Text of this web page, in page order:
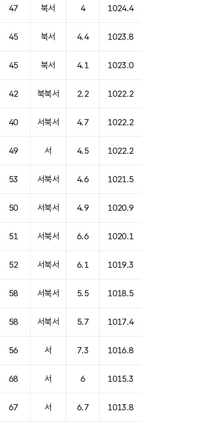
47 북서 4 1024.4
45 북서 4.4 1023.8
45 북서 4.1 1023.0
42 북북서 2.2 1022.2
40 서북서 4.7 1022.2
49 서 4.5 1022.2
53 서북서 4.6 1021.5
50 서북서 4.9 1020.9
51 서북서 6.6 1020.1
52 서북서 6.1 1019.3
58 서북서 5.5 1018.5
58 서북서 5.7 1017.4
56 서 7.3 1016.8
68 서 6 1015.3
67 서 6.7 1013.8